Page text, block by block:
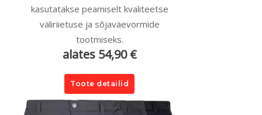
kasutatakse peamiselt kvaliteetse
väliriietuse ja sõjaväevormide
tootmiseks.
alates 54,90 €
Toote detailid